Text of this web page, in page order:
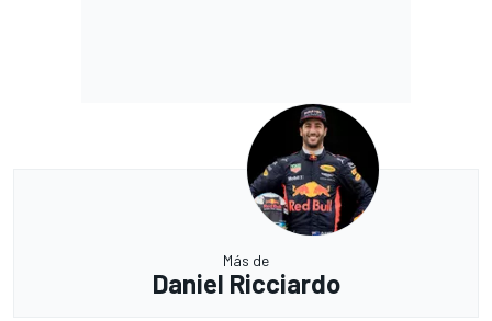
Más de
Daniel Ricciardo